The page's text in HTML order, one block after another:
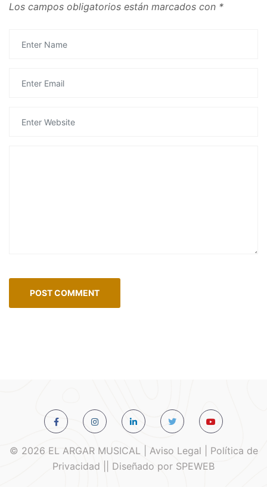
Los campos obligatorios están marcados con *
© 2026 EL ARGAR MUSICAL | Aviso Legal | Política de
Privacidad || Diseñado por SPEWEB